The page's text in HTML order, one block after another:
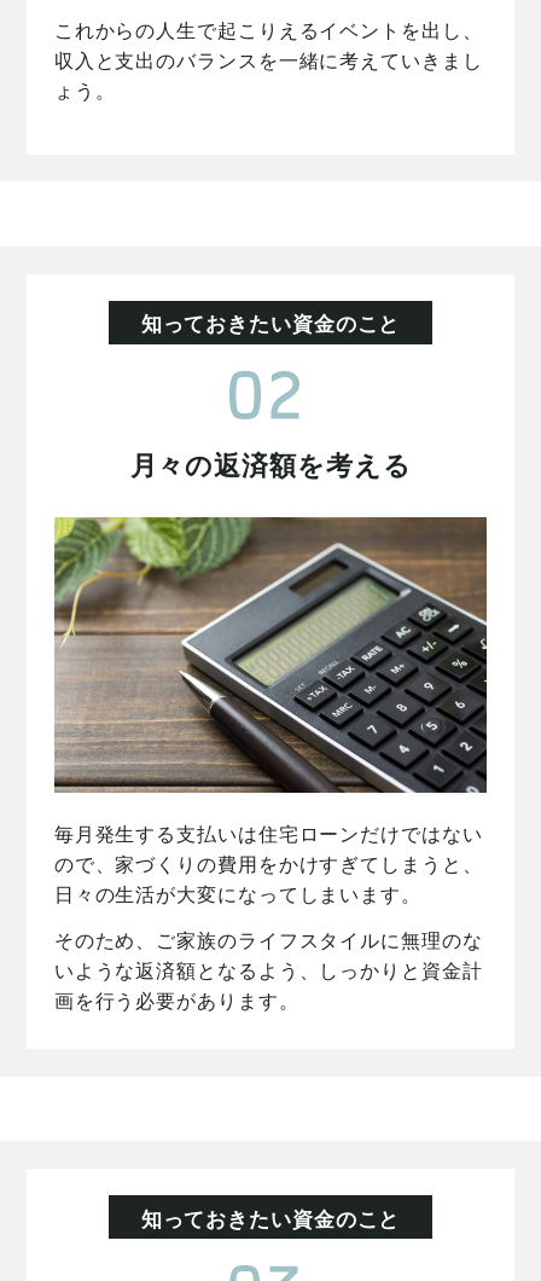
これからの人生で起こりえるイベントを出し、
収入と支出のバランスを一緒に考えていきまし
ょう。
知っておきたい資金のこと
月々の返済額を考える
毎月発生する支払いは住宅ローンだけではない
ので、家づくりの費用をかけすぎてしまうと、
日々の生活が大変になってしまいます。
そのため、ご家族のライフスタイルに無理のな
いような返済額となるよう、しっかりと資金計
画を行う必要があります。
知っておきたい資金のこと